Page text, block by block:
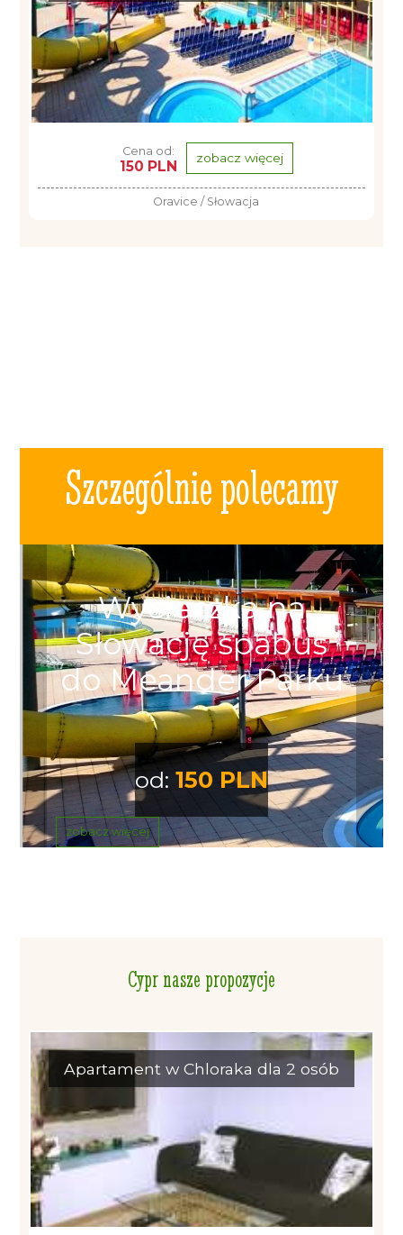
Cena od:
150 PLN zobacz więcej
Oravice / Słowacja
Szczególnie polecamy
Wycieczka na
Słowację spabus
do Meander Parku
od: 150 PLN
zobacz więcej
Cypr nasze propozycje
Apartament w Chloraka dla 2 osób